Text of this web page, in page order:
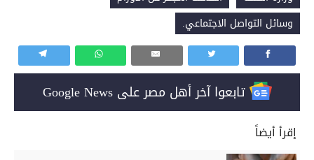
وسائل التواصل الاجتماعي.
تابعوا آخر أهل مصر على Google News
إقرأ أيضاً